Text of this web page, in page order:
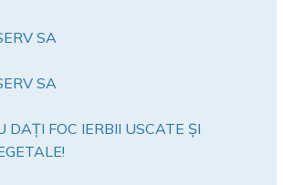
SA
SA
DAȚI FOC IERBII USCATE ȘI